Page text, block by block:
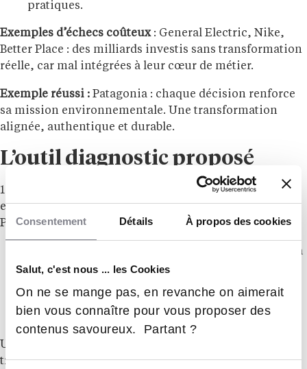
Consentement Détails À propos des cookies
Salut, c'est nous ... les Cookies
On ne se mange pas, en revanche on aimerait
bien vous connaître pour vous proposer des
contenus savoureux. Partant ?
pratiques.
Exemples d’échecs coûteux: General Electric, Nike,
Better Place : des milliards investis sans transformation
réelle, car mal intégrées à leur cœur de métier.
Exemple réussi : Patagonia : chaque décision renforce
sa mission environnementale. Une transformation
alignée, authentique et durable.
L’outil diagnostic proposé
10 questions simples permettent d’évaluer si un projet
est “Core” (fondamental) ou “Cosmetic” (superficiel).
Par exemple :
Si on l’arrêtait, est-ce que cela nuirait gravement à
notre capacité à créer de la valeur ?
Modifie-t-il notre culture, nos processus, nos
compétences ?
Un score d’au moins 7/10 signifie qu’une
transformation est réellement « Core ».